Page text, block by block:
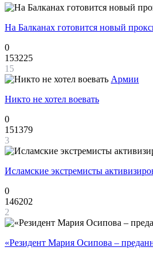
На Балканах готовится новый
0
153225
15
Армии
Никто не хотел воевать
0
151379
3
Исламские экстремисты
0
146202
2
«Резидент Мария Осипова –